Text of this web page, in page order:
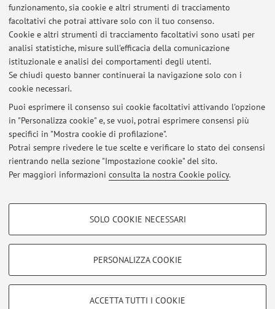
funzionamento, sia cookie e altri strumenti di tracciamento
facoltativi che potrai attivare solo con il tuo consenso.
Cookie e altri strumenti di tracciamento facoltativi sono usati per
analisi statistiche, misure sull'efficacia della comunicazione
istituzionale e analisi dei comportamenti degli utenti.
Se chiudi questo banner continuerai la navigazione solo con i
cookie necessari.
Puoi esprimere il consenso sui cookie facoltativi attivando l'opzione
in "Personalizza cookie" e, se vuoi, potrai esprimere consensi più
specifici in "Mostra cookie di profilazione".
Potrai sempre rivedere le tue scelte e verificare lo stato dei consensi
rientrando nella sezione "Impostazione cookie" del sito.
Per maggiori informazioni consulta la nostra Cookie policy.
COOKIE DI PROFILAZIONE - FACOLTATIVI
COOKIE TECNICI - NECESSARI
SOLO COOKIE NECESSARI
PERSONALIZZA COOKIE
ACCETTA TUTTI I COOKIE
Web:
Vai al sito personale
Dipartimento di Fisica e Astronomia "Augusto Righi"
Viale Berti Pichat 6/2, Bologna -
Vai alla mappa
Ultimi avvisi
Al momento non sono presenti avvisi.
Area riservata
Accedi tramiteloginper gestire tutti i contenuti del sito.
Zamboni, 33 - 40126 Bologna - Partita IVA: 01131710376